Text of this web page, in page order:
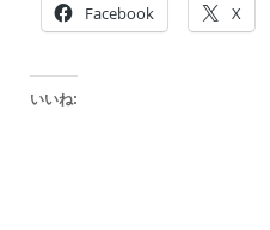
Facebook X
いいね: